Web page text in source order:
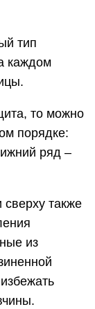
тип
каждом
то можно
порядке:
ряд –
также
из